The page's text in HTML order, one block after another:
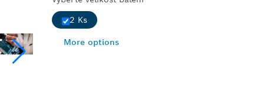
2 Ks
More options